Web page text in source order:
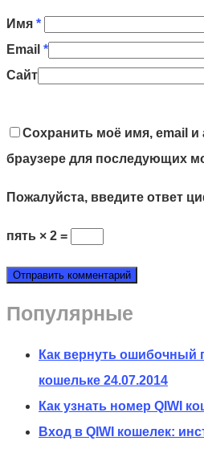
Имя *
Email *
Сайт
Сохранить моё имя, email и
браузере для последующих
Пожалуйста, введите ответ
пять × 2 =
Популярные
Как вернуть ошибочный
кошельке 24.07.2014
Как узнать номер QIWI
Вход в QIWI кошелек: